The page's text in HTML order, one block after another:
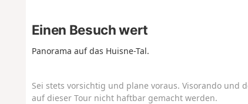
Einen Besuch wert
Panorama auf das Huisne-Tal.
Sei stets vorsichtig und plane voraus. Visorando und
auf dieser Tour nicht haftbar gemacht werden.